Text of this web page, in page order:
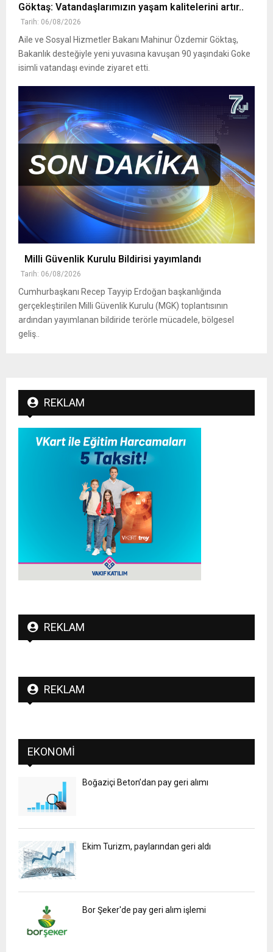
Göktaş: Vatandaşlarımızın yaşam kalitelerini artır..
Tarih: 06/08/2026
Aile ve Sosyal Hizmetler Bakanı Mahinur Özdemir Göktaş,
Bakanlık desteğiyle yeni yuvasına kavuşan 90 yaşındaki Goke
isimli vatandaşı evinde ziyaret etti.
Milli Güvenlik Kurulu Bildirisi yayımlandı
Tarih: 06/08/2026
Cumhurbaşkanı Recep Tayyip Erdoğan başkanlığında
gerçekleştirilen Milli Güvenlik Kurulu (MGK) toplantısının
ardından yayımlanan bildiride terörle mücadele, bölgesel
geliş..
REKLAM
REKLAM
REKLAM
EKONOMI
Boğaziçi Beton’dan pay geri alımı
Ekim Turizm, paylarından geri aldı
Bor Şeker'de pay geri alım işlemi